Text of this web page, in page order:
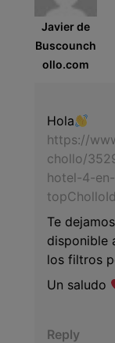
Javier de
Buscounch
ollo.com
Hola
https://
chollo/
hotel-4-
Te
disponible
los filtros
Un saludo
Reply